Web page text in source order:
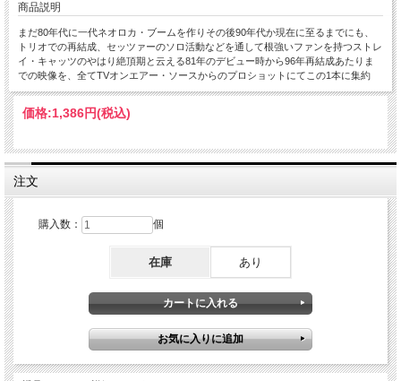
商品説明
まだ80年代に一代ネオロカ・ブームを作りその後90年代か現在に至るまでにも、
トリオでの再結成、セッツァーのソロ活動などを通して根強いファンを持つストレ
イ・キャッツのやはり絶頂期と云える81年のデビュー時から96年再結成あたりま
での映像を、全てTVオンエアー・ソースからのプロショットにてこの1本に集約
価格:1,386円(税込)
注文
購入数： 個
在庫 あり